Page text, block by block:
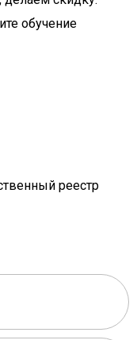
обучение
реестр